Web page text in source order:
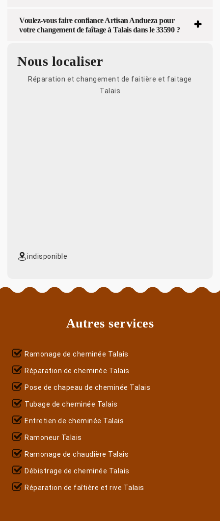
Voulez-vous faire confiance Artisan Andueza pour
votre changement de faîtage à Talais dans le 33590 ?
Nous localiser
Réparation et changement de faitière et faitage
Talais
indisponible
Autres services
Ramonage de cheminée Talais
Réparation de cheminée Talais
Pose de chapeau de cheminée Talais
Tubage de cheminée Talais
Entretien de cheminée Talais
Ramoneur Talais
Ramonage de chaudière Talais
Débistrage de cheminée Talais
Réparation de faîtière et rive Talais